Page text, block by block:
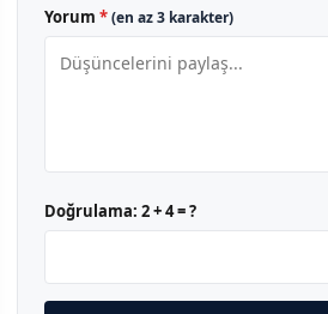
Yorum *(en az 3 karakter)
Doğrulama: 2 + 4 = ?